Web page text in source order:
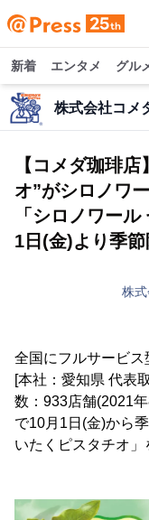
新着 エンタメ グル
株式会社コメ
【コメダ珈琲
オ”がシロノワ
「シロノワー
1日(金)より季節
株
全国にフルサービ
[本社：愛知県 代表
数：933店舗(2021
で10月1日(金)から
いたくピスタチオ」